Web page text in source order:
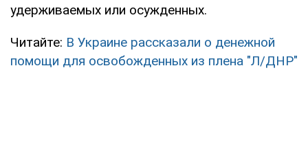
удерживаемых или осужденных.
Читайте: В Украине рассказали о денежной
помощи для освобожденных из плена "Л/ДНР"